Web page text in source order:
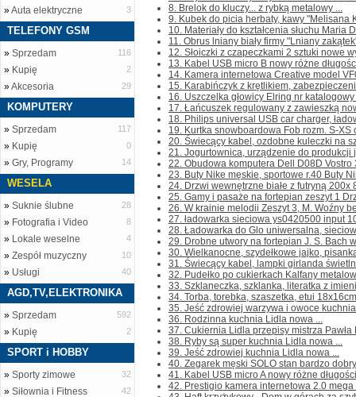
»Auta elektryczne 3
TELEFONY GSM
» Sprzedam 116
» Kupię 2
»Akcesoria 29
KOMPUTERY
» Sprzedam 117
» Kupię 0
» Gry, Programy 14
WESELA
» Suknie ślubne 28
» Fotografia i Video 8
» Lokale weselne 4
» Zespół muzyczny 10
» Usługi 40
AGD,TV,ELEKTRONIKA
» Sprzedam 592
» Kupię 2
SPORT i HOBBY
» Sporty zimowe 32
» Siłownia i Fitness 42
8. Brelok do kluczy... z rybką metalowy ...
9. Kubek do picia herbaty, kawy "Melisana
10. Materiały do kształcenia słuchu Maria
11. Obrus lniany biały firmy "Lniany
12. Słoiczki z czapeczkami 2 sztuki nowe
13. Kabel USB micro B nowy różne
14. Kamera internetowa Creative model
15. Karabińczyk z krętlikiem,
16. Uszczelka głowicy Elring nr
17. Łańcuszek regulowany z zawieszką
18. Philips universal USB car charger,
19. Kurtka snowboardowa Fob rozm. S-XS
20. Świecący kabel, ozdobne kuleczki na
21. Jogurtownica, urządzenie do produkcji
22. Obudowa komputera Dell D08D Vostro
23. Buty Nike męskie, sportowe r.40 Buty
24. Drzwi wewnętrzne białe z futryną 200x
25. Gamy i pasaże na fortepian zeszyt 1
26. W krainie melodii Zeszyt 3, M. Woźny
27. ładowarka sieciowa ys0420500 input
28. Ładowarka do Glo uniwersalna,
29. Drobne utwory na fortepian J. S. Bach
30. Wielkanocne, szydełkowe jajko,
31. Świecący kabel, lampki girlanda
32. Pudełko po cukierkach Kalfany
33. Szklaneczka, szklanka, literatka z
34. Torba, torebka, szaszetka, etui
35. Jeść zdrowiej warzywa i owoce
36. Rodzinna kuchnia Lidla nowa ...
37. Cukiernia Lidla przepisy mistrza Pawła
38. Ryby są super kuchnia Lidla nowa ...
39. Jeść zdrowiej kuchnia Lidla nowa ...
40. Zegarek męski SOLO stan bardzo
41. Kabel USB micro A nowy różne
42. Prestigio kamera internetowa 2.0